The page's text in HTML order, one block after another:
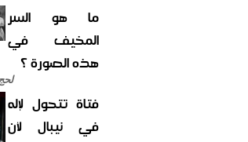
ما هو السر
المخيف في
هذه الصورة ؟
فتاة تتحول لإله
في نيبال لأن